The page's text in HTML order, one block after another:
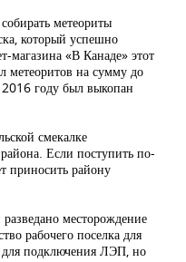
метеориты
который успешно
магазина «В Канаде» этот
метеоритов на сумму до
году был выкопан
смекалке
Если поступить по-
приносить району
месторождение
рабочего поселка для
подключения ЛЭП, но